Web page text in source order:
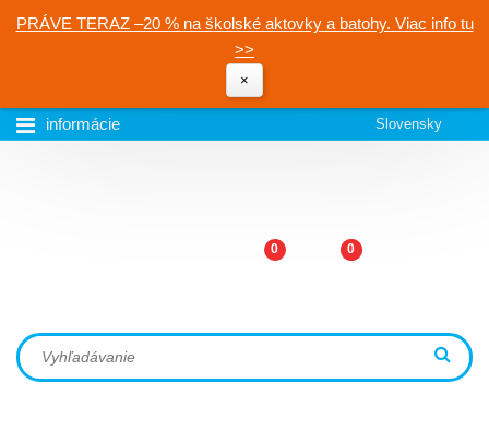
PRÁVE TERAZ –20 % na školské aktovky a batohy. Viac info tu
>>
×
informácie Slovensky
0 0